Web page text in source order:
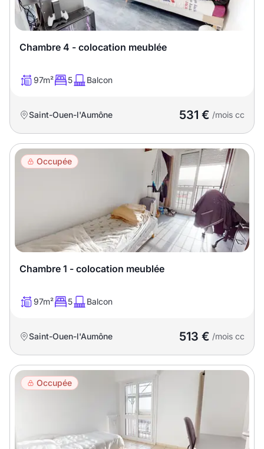
T16
Nombre de chambres
disponibles
Espaces additionnels
Sélectionner...
Équipements des parties
Local à vélo
Disponible à partir du
Chambre 4 - colocation meublée
97m² 5 Balcon
Saint-Ouen-l'Aumône 531 € /mois cc
Occupée
Chambre 1 - colocation meublée
97m² 5 Balcon
Saint-Ouen-l'Aumône 513 € /mois cc
Occupée